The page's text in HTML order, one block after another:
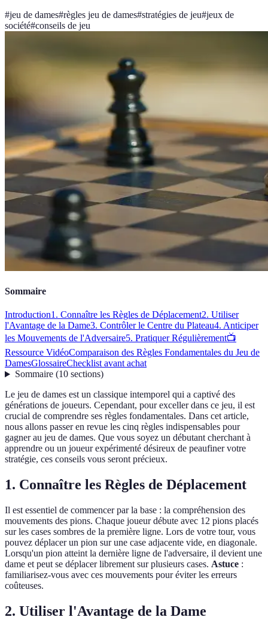
#jeu de dames#règles jeu de dames#stratégies de jeu#jeux de
société#conseils de jeu
Sommaire
Introduction1. Connaître les Règles de Déplacement2. Utiliser
l'Avantage de la Dame3. Contrôler le Centre du Plateau4. Anticiper
les Mouvements de l'Adversaire5. Pratiquer Régulièrement📺
Ressource VidéoComparaison des Règles Fondamentales du Jeu de
DamesGlossaireChecklist avant achat
Sommaire(10 sections)
Le jeu de dames est un classique intemporel qui a captivé des
générations de joueurs. Cependant, pour exceller dans ce jeu, il est
crucial de comprendre ses règles fondamentales. Dans cet article,
nous allons passer en revue les cinq règles indispensables pour
gagner au jeu de dames. Que vous soyez un débutant cherchant à
apprendre ou un joueur expérimenté désireux de peaufiner votre
stratégie, ces conseils vous seront précieux.
1. Connaître les Règles de Déplacement
Il est essentiel de commencer par la base : la compréhension des
mouvements des pions. Chaque joueur débute avec 12 pions placés
sur les cases sombres de la première ligne. Lors de votre tour, vous
pouvez déplacer un pion sur une case adjacente vide, en diagonale.
Lorsqu'un pion atteint la dernière ligne de l'adversaire, il devient une
dame et peut se déplacer librement sur plusieurs cases. Astuce :
familiarisez-vous avec ces mouvements pour éviter les erreurs
coûteuses.
2. Utiliser l'Avantage de la Dame